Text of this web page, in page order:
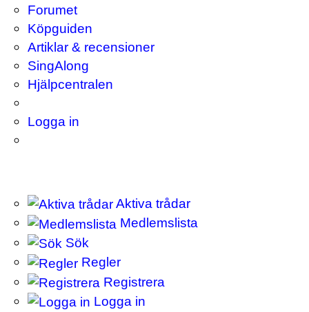
Forumet
Köpguiden
Artiklar & recensioner
SingAlong
Hjälpcentralen
Logga in
Aktiva trådar
Medlemslista
Sök
Regler
Registrera
Logga in